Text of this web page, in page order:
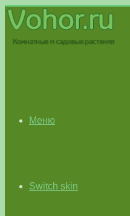
Меню
Switch skin